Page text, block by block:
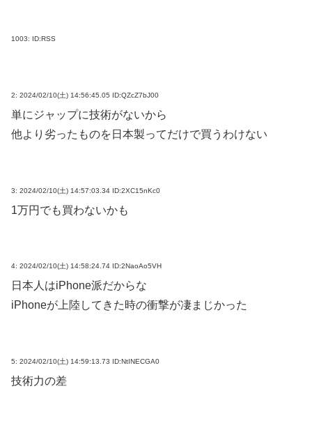
1003: ID:RSS
2: 2024/02/10(土) 14:56:45.05 ID:QZcZ7bJ00
単にジャップに技術がないから
他より劣ったものを日本製ってだけで買うわけない
3: 2024/02/10(土) 14:57:03.34 ID:2XC15nKc0
1万円でも買わないかも
4: 2024/02/10(土) 14:58:24.74 ID:2NaoAo5VH
日本人はiPhone派だからな
iPhoneが上陸してきた時の衝撃が凄まじかった
5: 2024/02/10(土) 14:59:13.73 ID:NtINECGA0
技術力の差